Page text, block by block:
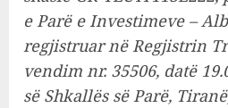
e Parë e Investimeve –
regjistruar në Regjistrin
vendim nr. 35506, datë
së Shkallës së Parë,